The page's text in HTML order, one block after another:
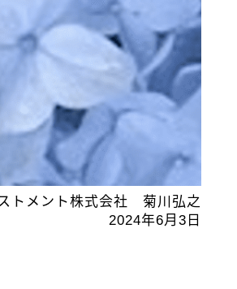
トメント株式会社 菊川弘之
2024年6月3日